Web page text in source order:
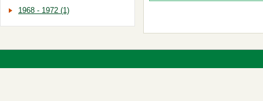
1968 - 1972 (1)